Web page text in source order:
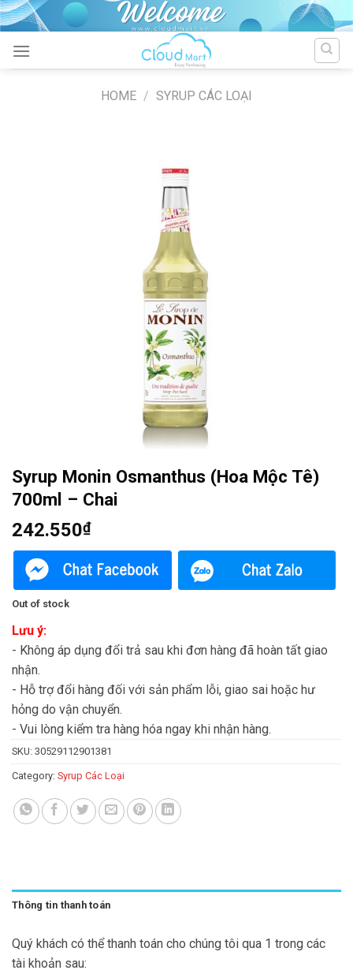
Skip
to
content
HOME / SYRUP CÁC LOẠI
Syrup Monin Osmanthus (Hoa Mộc Tê)
700ml – Chai
242.550₫
Out of stock
Lưu ý:
- Không áp dụng đổi trả sau khi đơn hàng đã hoàn tất giao
nhận.
- Hỗ trợ đổi hàng đối với sản phẩm lỗi, giao sai hoặc hư
hỏng do vận chuyển.
- Vui lòng kiểm tra hàng hóa ngay khi nhận hàng.
SKU: 30529112901381
Category: Syrup Các Loại
Thông tin thanh toán
Quý khách có thể thanh toán cho chúng tôi qua 1 trong các
tài khoản sau: